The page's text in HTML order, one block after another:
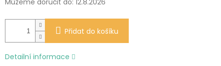
Můžeme doručit do: 12.8.2026
Přidat do košíku
Detailní informace